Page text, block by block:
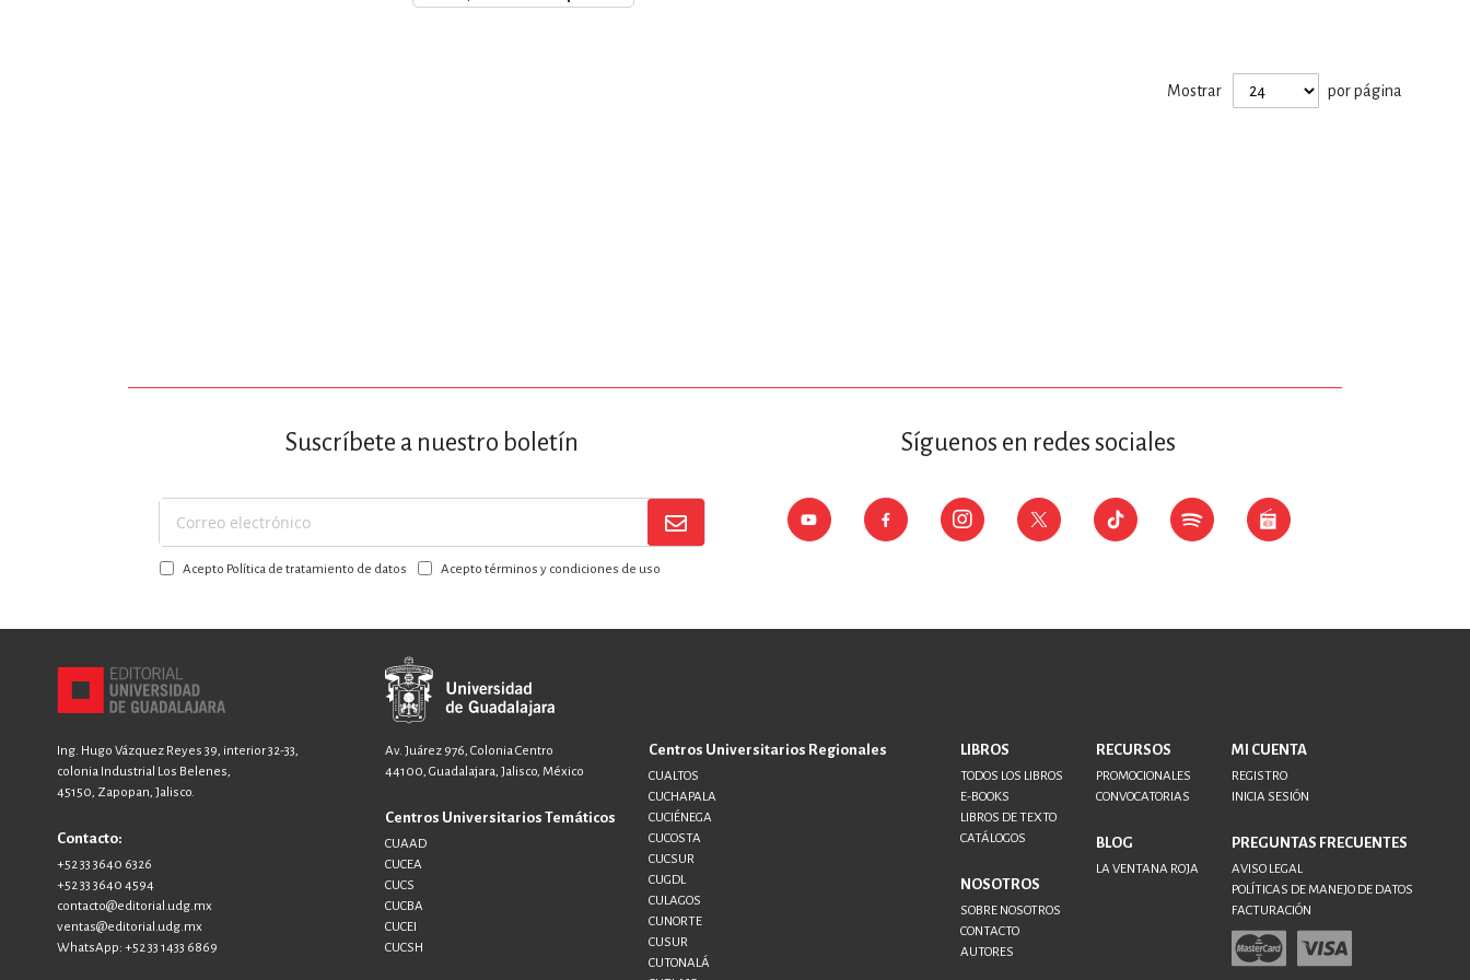
MATEMÁTICAS Y CIENCIAS
NOVELA GRÁFICA, LIBROS DE CÓMICS, DIBUJOS ANIMADOS
TECNOLOGÍA, INGENIERÍA, AGRICULTURA
Mostrar por página
Suscríbete a nuestro boletín
Suscríbase
a
nuestroAcepto Política de tratamiento de datos Acepto términos y condiciones de uso
Síguenos en redes sociales
Ing. Hugo Vázquez Reyes 39, interior 32-33,
colonia Industrial Los Belenes,
45150, Zapopan, Jalisco.
Contacto:
+52 33 3640 6326
+52 33 3640 4594
contacto@editorial.udg.mx
ventas@editorial.udg.mx
WhatsApp: +52 33 1433 6869
Av. Juárez 976, Colonia Centro
44100, Guadalajara, Jalisco, México
Centros Universitarios Temáticos
CUAAD
CUCEA
CUCS
CUCBA
CUCEI
CUCSH
Centros Universitarios Regionales
CUALTOS
CUCHAPALA
CUCIÉNEGA
CUCOSTA
CUCSUR
CUGDL
CULAGOS
CUNORTE
CUSUR
CUTONALÁ
LIBROS
TODOS LOS LIBROS
E-BOOKS
LIBROS DE TEXTO
CATÁLOGOS
NOSOTROS
SOBRE NOSOTROS
CONTACTO
AUTORES
RECURSOS
PROMOCIONALES
CONVOCATORIAS
BLOG
LA VENTANA ROJA
MI CUENTA
REGISTRO
INICIA SESIÓN
PREGUNTAS FRECUENTES
AVISO LEGAL
POLÍTICAS DE MANEJO DE DATOS
FACTURACIÓN